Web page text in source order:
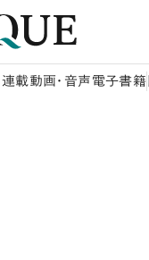
連載動画・音声 電子書籍